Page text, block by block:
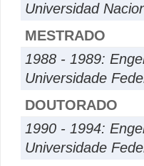
Universidad
MESTRADO
1988 - 1989:
Universidade
DOUTORADO
1990 - 1994:
Universidade